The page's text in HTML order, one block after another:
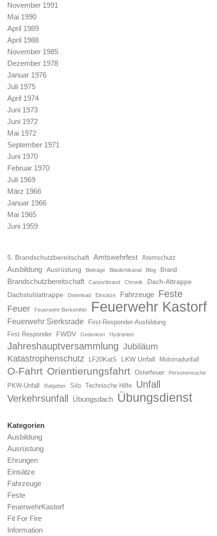
November 1991
Mai 1990
April 1989
April 1988
November 1985
Dezember 1978
Januar 1976
Juli 1975
April 1974
Juni 1973
Juni 1972
Mai 1972
September 1971
Juni 1970
Februar 1970
Juli 1969
März 1966
Januar 1966
Mai 1965
Juni 1959
5. Brandschutzbereitschaft Amtswehrfest Atemschutz
Ausbildung Ausrüstung Beiträge Blaulichtkanal Blog Brand
Brandschutzbereitschaft Carportbrand Chronik
Dach-Attrappe
Dachstuhlattrappe
Download Einsätze Fahrzeuge Feste
Feuer Feuerwehr Berkenthin Feuerwehr Kastorf
Feuerwehr Sierksrade
First-Responder-Ausbildung
First Responder
FWDV Gedenken Hydranten
Jahreshauptversammlung Jubiläum
Katastrophenschutz
LF20KatS LKW Unfall Motorradunfall
O-Fahrt Orientierungsfahrt Osterfeuer Personensuche
PKW-Unfall Ratgeber Silo Technische Hilfe
Unfall
Verkehrsunfall
Übungsdach Übungsdienst
Kategorien
Ausbildung
Ausrüstung
Ehrungen
Einsätze
Fahrzeuge
Feste
FeuerwehrKastorf
Fit For Fire
Information